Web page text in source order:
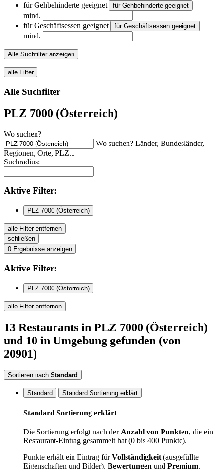
für Gehbehinderte geeignet
für Gehbehinderte geeignet
mind.
für Geschäftsessen geeignet
für Geschäftsessen geeignet
mind.
Alle Suchfilter anzeigen
alle Filter
Alle Suchfilter
PLZ 7000 (Österreich)
Wo suchen?
Wo suchen? Länder, Bundesländer,
Regionen, Orte, PLZ...
Suchradius:
Aktive Filter:
PLZ 7000 (Österreich)
alle Filter entfernen
schließen
0 Ergebnisse anzeigen
Aktive Filter:
PLZ 7000 (Österreich)
alle Filter entfernen
13 Restaurants in PLZ 7000 (Österreich)
und 10 in Umgebung gefunden (von
20901)
Sortieren nach Standard
Standard Standard Sortierung erklärt
Standard Sortierung erklärt
Die Sortierung erfolgt nach der Anzahl von Punkten, die ein
Restaurant-Eintrag gesammelt hat (0 bis 400 Punkte).
Punkte erhält ein Eintrag fürVollständigkeit (ausgefüllte
Eigenschaften und Bilder), Bewertungen und Premium.